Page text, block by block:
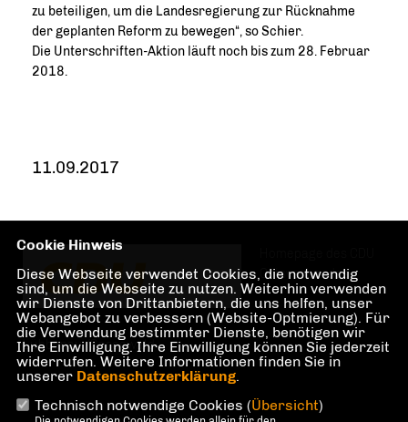
zu beteiligen, um die Landesregierung zur Rücknahme
der geplanten Reform zu bewegen“, so Schier.
Die Unterschriften-Aktion läuft noch bis zum 28. Februar
2018.
11.09.2017
Ortsverbandes
Lübbenau/Spreewald
Cookie Hinweis
Diese Webseite verwendet Cookies, die notwendig
sind, um die Webseite zu nutzen. Weiterhin verwenden
wir Dienste von Drittanbietern, die uns helfen, unser
Webangebot zu verbessern (Website-Optmierung). Für
die Verwendung bestimmter Dienste, benötigen wir
Ihre Einwilligung. Ihre Einwilligung können Sie jederzeit
widerrufen. Weitere Informationen finden Sie in
unserer Datenschutzerklärung.
Technisch notwendige Cookies (Übersicht)